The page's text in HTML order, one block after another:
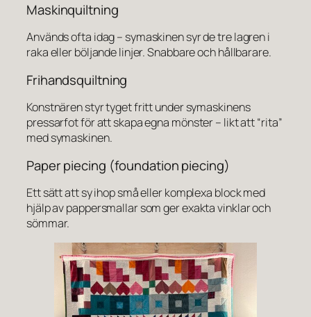
Maskinquiltning
Används ofta idag – symaskinen syr de tre lagren i
raka eller böljande linjer. Snabbare och hållbarare.
Frihandsquiltning
Konstnären styr tyget fritt under symaskinens
pressarfot för att skapa egna mönster – likt att “rita”
med symaskinen.
Paper piecing (foundation piecing)
Ett sätt att sy ihop små eller komplexa block med
hjälp av pappersmallar som ger exakta vinklar och
sömmar.